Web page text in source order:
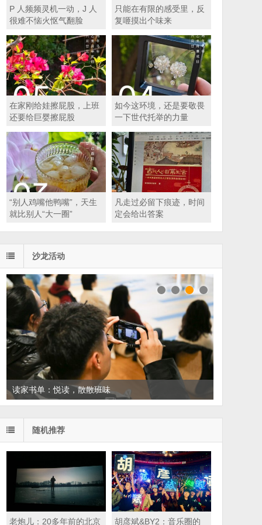
P 人频频灵机一动，J 人
很难不恼火怄气翻脸
只能在有限的感受里，反
复咂摸出个味来
在家刚给娃擦屁股，上班
还要给巨婴擦屁股
如今这环境，还是要敬畏
一下世代托举的力量
“别人鸡嘴他鸭嘴”，天生
就比别人“大一圈”
凡走过必留下痕迹，时间
定会给出答案
沙龙活动
读家书单：悦读，散散班味
随机推荐
老炮儿：20多年前的北京 胡彦斌&BY2：音乐圈的